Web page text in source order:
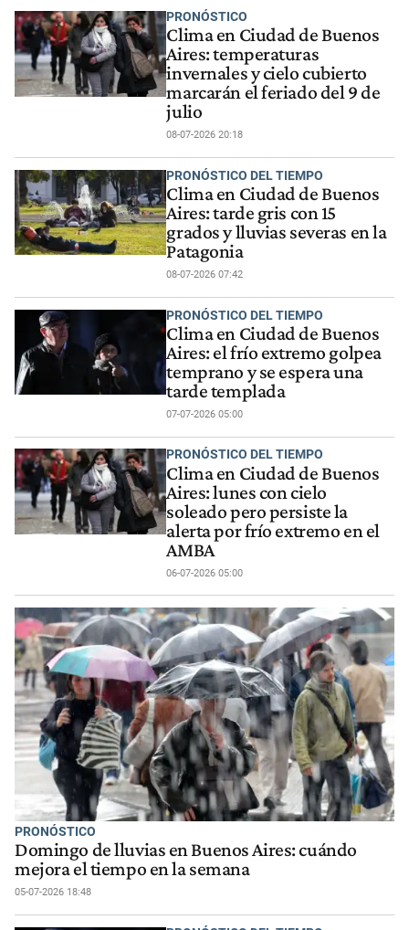
PRONÓSTICO
Clima en Ciudad de Buenos
Aires: temperaturas
invernales y cielo cubierto
marcarán el feriado del 9 de
julio
08-07-2026 20:18
PRONÓSTICO DEL TIEMPO
Clima en Ciudad de Buenos
Aires: tarde gris con 15
grados y lluvias severas en la
Patagonia
08-07-2026 07:42
PRONÓSTICO DEL TIEMPO
Clima en Ciudad de Buenos
Aires: el frío extremo golpea
temprano y se espera una
tarde templada
07-07-2026 05:00
PRONÓSTICO DEL TIEMPO
Clima en Ciudad de Buenos
Aires: lunes con cielo
soleado pero persiste la
alerta por frío extremo en el
AMBA
06-07-2026 05:00
PRONÓSTICO
Domingo de lluvias en Buenos Aires: cuándo
mejora el tiempo en la semana
05-07-2026 18:48